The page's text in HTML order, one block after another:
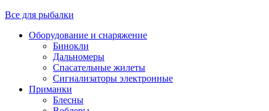
Все для рыбалки
Оборудование и снаряжение
Бинокли
Дальномеры
Спасательные жилеты
Сигнализаторы электронные
Приманки
Блесны